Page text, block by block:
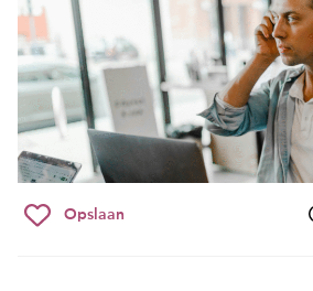
Opslaan